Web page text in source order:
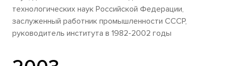
технологических наук Российской Федерации,
заслуженный работник промышленности СССР,
руководитель института в 1982-2002 годы